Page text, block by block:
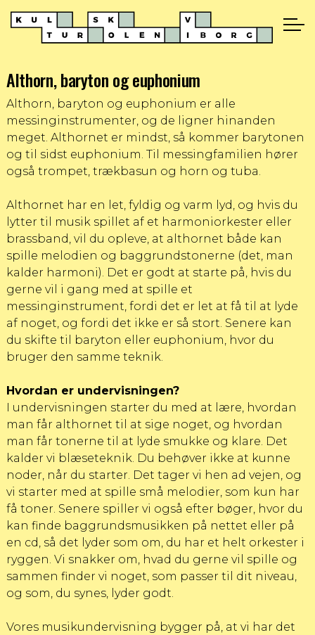
Althorn, baryton og euphonium
Althorn, baryton og euphonium er alle
messinginstrumenter, og de ligner hinanden
meget. Althornet er mindst, så kommer barytonen
og til sidst euphonium. Til messingfamilien hører
også trompet, trækbasun og horn og tuba.
Althornet har en let, fyldig og varm lyd, og hvis du
lytter til musik spillet af et harmoniorkester eller
brassband, vil du opleve, at althornet både kan
spille melodien og baggrundstonerne (det, man
kalder harmoni). Det er godt at starte på, hvis du
gerne vil i gang med at spille et
messinginstrument, fordi det er let at få til at lyde
af noget, og fordi det ikke er så stort. Senere kan
du skifte til baryton eller euphonium, hvor du
bruger den samme teknik.
Hvordan er undervisningen?
I undervisningen starter du med at lære, hvordan
man får althornet til at sige noget, og hvordan
man får tonerne til at lyde smukke og klare. Det
kalder vi blæseteknik. Du behøver ikke at kunne
noder, når du starter. Det tager vi hen ad vejen, og
vi starter med at spille små melodier, som kun har
få toner. Senere spiller vi også efter bøger, hvor du
kan finde baggrundsmusikken på nettet eller på
en cd, så det lyder som om, du har et helt orkester i
ryggen. Vi snakker om, hvad du gerne vil spille og
sammen finder vi noget, som passer til dit niveau,
og som, du synes, lyder godt.
Vores musikundervisning bygger på, at vi har det